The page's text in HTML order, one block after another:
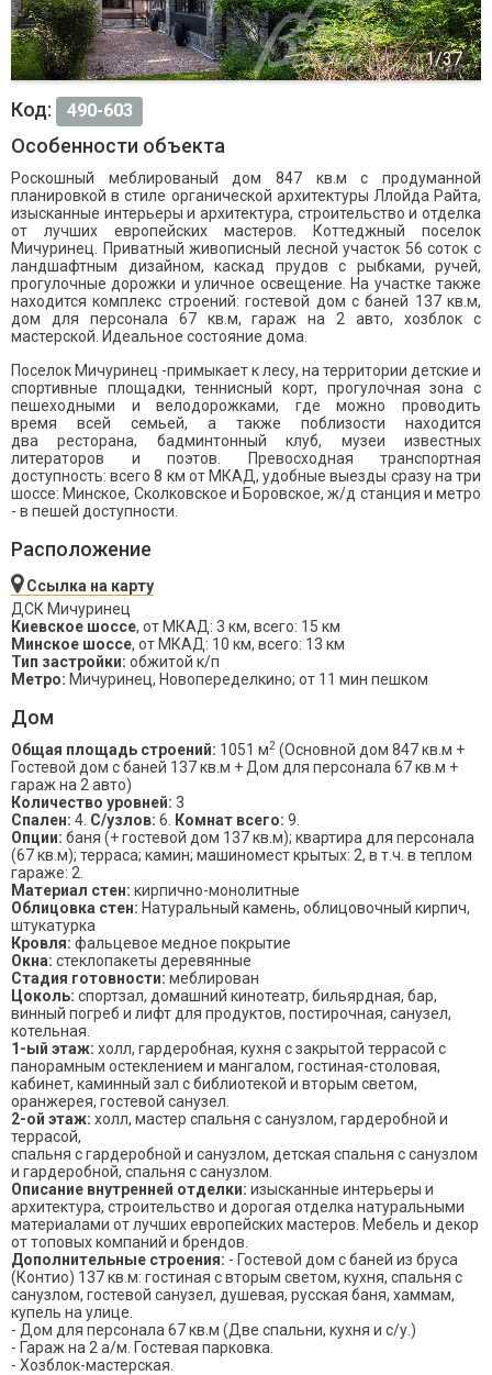
Код: 490-603
Особенности объекта
Роскошный меблированый дом 847 кв.м с продуманной
планировкой в стиле органической архитектуры Ллойда Райта,
изысканные интерьеры и архитектура, строительство и отделка
от лучших европейских мастеров. Коттеджный поселок
Мичуринец. Приватный живописный лесной участок 56 соток с
ландшафтным дизайном, каскад прудов с рыбками, ручей,
прогулочные дорожки и уличное освещение. На участке также
находится комплекс строений: гостевой дом с баней 137 кв.м,
дом для персонала 67 кв.м, гараж на 2 авто, хозблок с
мастерской. Идеальное состояние дома.
Поселок Мичуринец -примыкает к лесу, на территории детские и
спортивные площадки, теннисный корт, прогулочная зона с
пешеходными и велодорожками, где можно проводить
время всей семьей, а также поблизости находится
два ресторана, бадминтонный клуб, музеи известных
литераторов и поэтов. Превосходная транспортная
доступность: всего 8 км от МКАД, удобные выезды сразу на три
шоссе: Минское, Сколковское и Боровское, ж/д станция и метро
- в пешей доступности.
Расположение
Ссылка на карту
ДСК Мичуринец
Киевское шоссе, от МКАД: 3 км, всего: 15 км
Минское шоссе, от МКАД: 10 км, всего: 13 км
Тип застройки: обжитой к/п
Метро: Мичуринец, Новопеределкино; от 11 мин пешком
Дом
Общая площадь строений: 1051 м2 (Основной дом 847 кв.м +
Гостевой дом с баней 137 кв.м + Дом для персонала 67 кв.м +
гараж на 2 авто)
Количество уровней: 3
Спален: 4. С/узлов: 6. Комнат всего: 9.
Опции: баня (+ гостевой дом 137 кв.м); квартира для персонала
(67 кв.м); терраса; камин; машиномест крытых: 2, в т.ч. в теплом
гараже: 2.
Материал стен: кирпично-монолитные
Облицовка стен: Натуральный камень, облицовочный кирпич,
штукатурка
Кровля: фальцевое медное покрытие
Окна: стеклопакеты деревянные
Стадия готовности: меблирован
Цоколь: спортзал, домашний кинотеатр, бильярдная, бар,
винный погреб и лифт для продуктов, постирочная, санузел,
котельная.
1-ый этаж: холл, гардеробная, кухня с закрытой террасой с
панорамным остеклением и мангалом, гостиная-столовая,
кабинет, каминный зал с библиотекой и вторым светом,
оранжерея, гостевой санузел.
2-ой этаж: холл, мастер спальня с санузлом, гардеробной и
террасой,
спальня с гардеробной и санузлом, детская спальня с санузлом
и гардеробной, спальня с санузлом.
Описание внутренней отделки: изысканные интерьеры и
архитектура, строительство и дорогая отделка натуральными
материалами от лучших европейских мастеров. Мебель и декор
от топовых компаний и брендов.
Дополнительные строения: - Гостевой дом с баней из бруса
(Контио) 137 кв.м: гостиная с вторым светом, кухня, спальня с
санузлом, гостевой санузел, душевая, русская баня, хаммам,
купель на улице.
- Дом для персонала 67 кв.м (Две спальни, кухня и с/у.)
- Гараж на 2 а/м. Гостевая парковка.
- Хозблок-мастерская.